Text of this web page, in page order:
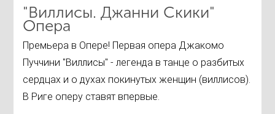
"Виллисы. Джанни Скики"
Опера
Премьера в Опере! Первая опера Джакомо
Пуччини "Виллисы" - легенда в танце о разбитых
сердцах и о духах покинутых женщин (виллисов).
В Риге оперу ставят впервые.